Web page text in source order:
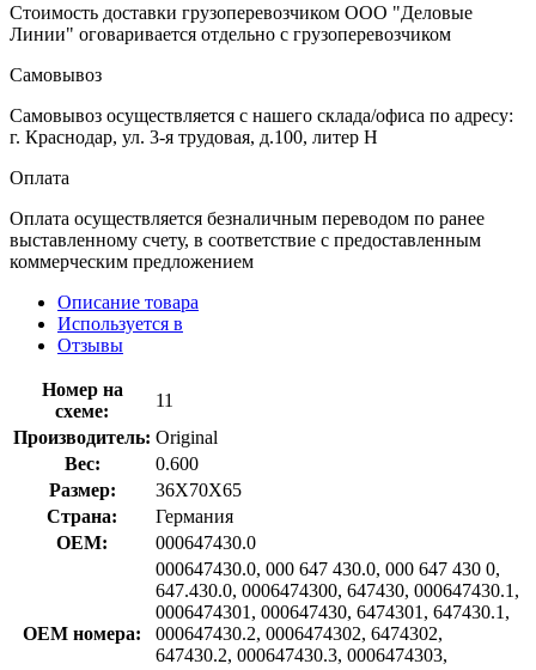
Стоимость доставки грузоперевозчиком ООО "Деловые
Линии" оговаривается отдельно с грузоперевозчиком
Самовывоз
Самовывоз осуществляется с нашего склада/офиса по адресу:
г. Краснодар, ул. 3-я трудовая, д.100, литер Н
Оплата
Оплата осуществляется безналичным переводом по ранее
выставленному счету, в соответствие с предоставленным
коммерческим предложением
Описание товара
Используется в
Отзывы
Номер на
схеме:
11
Производитель: Original
Вес:
0.600
Размер:
36X70X65
Страна:
Германия
OEM:
000647430.0
OEM номера:
000647430.0, 000 647 430.0, 000 647 430 0,
647.430.0, 0006474300, 647430, 000647430.1,
0006474301, 000647430, 6474301, 647430.1,
000647430.2, 0006474302, 6474302,
647430.2, 000647430.3, 0006474303,